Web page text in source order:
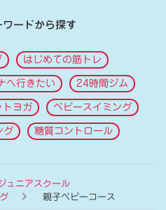
ワードから探す
はじめての筋トレ
へ行きたい 24時間ジム
トヨガ ベビースイミング
グ 糖質コントロール
ュニアスクール
親子ベビーコース